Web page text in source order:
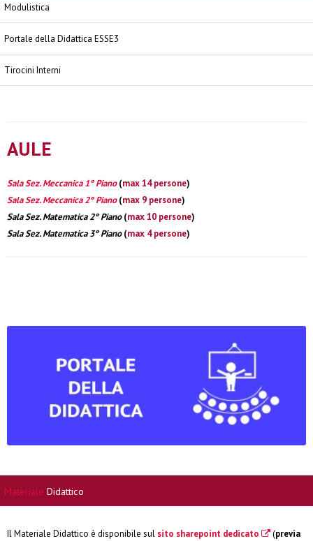
Modulistica
Portale della Didattica ESSE3
Tirocini Interni
AULE
Sala Sez. Meccanica 1° Piano(max 14 persone)
Sala Sez. Meccanica 2° Piano(max 9 persone)
Sala Sez. Matematica 2° Piano(max 10 persone)
Sala Sez. Matematica 3° Piano(max 4 persone)
Materiale Didattico
Il Materiale Didattico è disponibile sul sito sharepoint dedicato (previa